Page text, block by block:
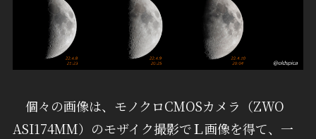
個々の画像は、モノクロCMOSカメラ（ZWO
ASI174MM）のモザイク撮影でＬ画像を得て、一